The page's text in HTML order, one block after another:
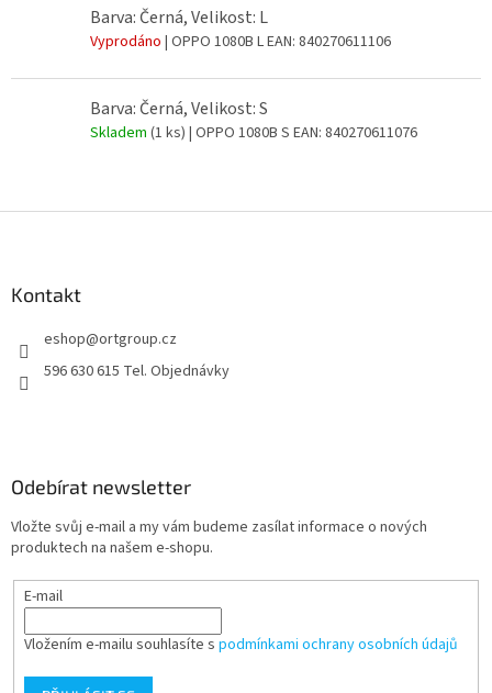
Barva: Černá, Velikost: L
Vyprodáno | OPPO 1080B LEAN: 840270611106
Barva: Černá, Velikost: S
Skladem (1 ks) | OPPO 1080B S EAN: 840270611076
Kontakt
eshop@ortgroup.cz
596 630 615 Tel. Objednávky
Odebírat newsletter
Vložte svůj e-mail a my vám budeme zasílat informace o nových
produktech na našem e-shopu.
E-mail
Vložením e-mailu souhlasíte s podmínkami ochrany osobních údajů